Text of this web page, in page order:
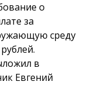
о
за
среду
в
Евгений